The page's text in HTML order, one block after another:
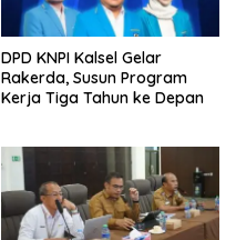
DPD KNPI Kalsel Gelar
Rakerda, Susun Program
Kerja Tiga Tahun ke Depan